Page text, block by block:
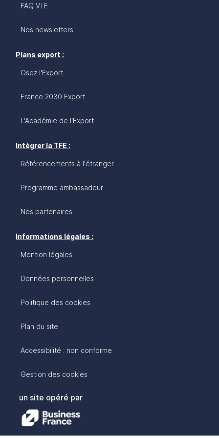
opportunités commerciales et industrielles, ainsi
dynamique et innovant. Rejoignez les nombreuses
par ce marché prometteur.
FAQ V.I.E
Nos newsletters
Plans export :
Osez l'Export
France 2030 Export
L'Académie de l'Export
Intégrer la TFE :
Référencements à l'étranger
Programme ambassadeur
Nos partenaires
Informations légales :
Mention légales
Données personnelles
Politique des cookies
Plan du site
Accessibilité : non conforme
Gestion des cookies
un site opéré par